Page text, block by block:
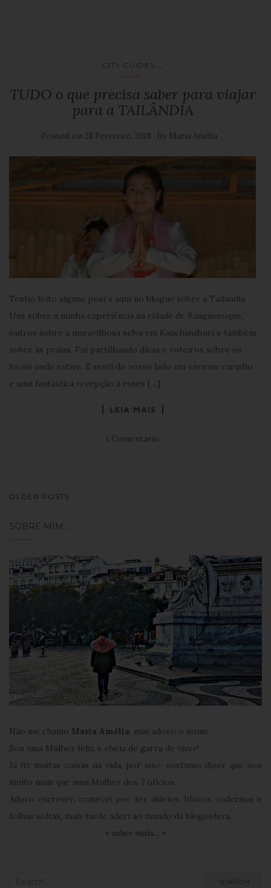
CITY GUIDES ...
TUDO o que precisa saber para viajar
para a TAILÂNDIA
Posted on 28 Fevereiro, 2018 by Maria Amélia
Tenho feito alguns post’s aqui no blogue sobre a Tailândia.
Uns sobre a minha experiência na cidade de Banguecoque,
outros sobre a maravilhosa selva em Kanchanaburi e também
sobre as praias. Fui partilhando dicas e roteiros sobre os
locais onde estive. E senti do vosso lado um enorme carinho
e uma fantástica recepção a esses […]
LEIA MAIS
1 Comentário
NAVEGAÇÃO
POSTS
OLDER POSTS
SOBRE MIM…
Não me chamo Maria Amélia, mas adoro o nome.
Sou uma Mulher feliz e cheia de garra de viver!
Já fiz muitas coisas na vida, por isso, costumo dizer que sou
muito mais que uma Mulher dos 7 ofícios.
Adoro escrever, comecei por ter diários, blocos, cadernos e
folhas soltas, mais tarde aderi ao mundo da blogosfera.
< saber mais... >
SEARCH